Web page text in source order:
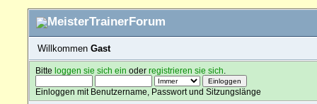
Willkommen Gast
Bitteloggen sie sich ein oderregistrieren sie sich
Einloggen mit Benutzername, Passwort und Sitzungslänge